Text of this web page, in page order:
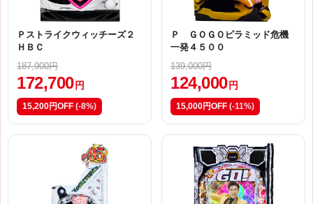
Ｐストライクウィッチーズ２
ＨＢＣ
187,900円
172,700 円
15,200円OFF (-8%)
Ｐ ＧＯＧＯピラミッド危機
一発４５００
139,000円
124,000 円
15,000円OFF (-11%)